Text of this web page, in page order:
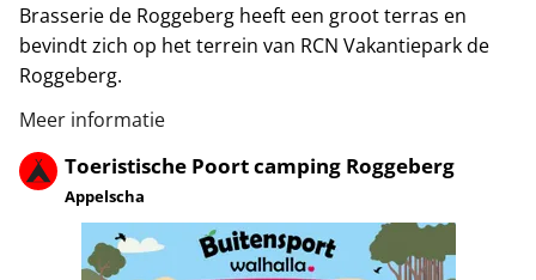
Brasserie de Roggeberg heeft een groot terras en
bevindt zich op het terrein van RCN Vakantiepark de
Roggeberg.
Meer informatie
Toeristische Poort camping Roggeberg
Appelscha